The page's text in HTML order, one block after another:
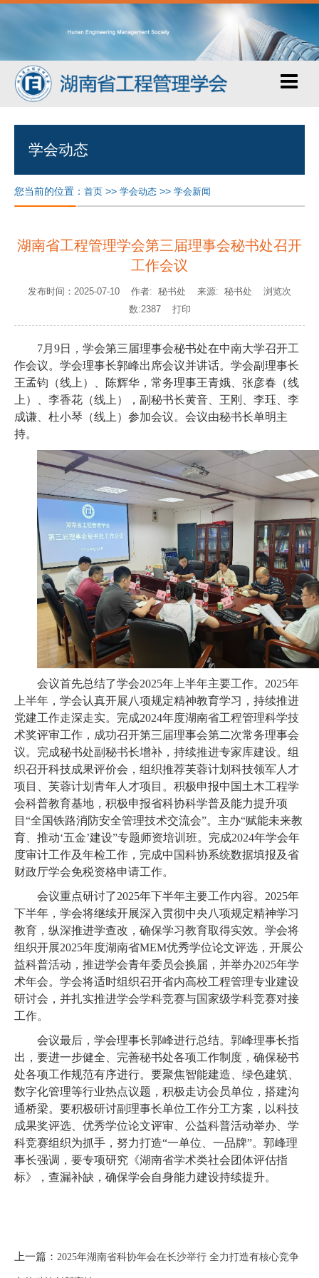
学会动态
您当前的位置： 首页 >> 学会动态 >> 学会新闻
湖南省工程管理学会第三届理事会秘书处召开
工作会议
发布时间：2025-07-10 作者: 秘书处 来源: 秘书处 浏览次
数:2387 打印
7月9日，学会第三届理事会秘书处在中南大学召开工
作会议。学会理事长郭峰出席会议并讲话。学会副理事长
王孟钧（线上）、陈辉华，常务理事王青娥、张彦春（线
上）、李香花（线上），副秘书长黄音、王刚、李珏、李
成谦、杜小琴（线上）参加会议。会议由秘书长单明主
持。
会议首先总结了学会2025年上半年主要工作。2025年
上半年，学会认真开展八项规定精神教育学习，持续推进
党建工作走深走实。完成2024年度湖南省工程管理科学技
术奖评审工作，成功召开第三届理事会第二次常务理事会
议。完成秘书处副秘书长增补，持续推进专家库建设。组
织召开科技成果评价会，组织推荐芙蓉计划科技领军人才
项目、芙蓉计划青年人才项目。积极申报中国土木工程学
会科普教育基地，积极申报省科协科学普及能力提升项
目“全国铁路消防安全管理技术交流会”。主办“赋能未来教
育、推动‘五金’建设”专题师资培训班。完成2024年学会年
度审计工作及年检工作，完成中国科协系统数据填报及省
财政厅学会免税资格申请工作。
会议重点研讨了2025年下半年主要工作内容。2025年
下半年，学会将继续开展深入贯彻中央八项规定精神学习
教育，纵深推进学查改，确保学习教育取得实效。学会将
组织开展2025年度湖南省MEM优秀学位论文评选，开展公
益科普活动，推进学会青年委员会换届，并举办2025年学
术年会。学会将适时组织召开省内高校工程管理专业建设
研讨会，并扎实推进学会学科竞赛与国家级学科竞赛对接
工作。
会议最后，学会理事长郭峰进行总结。郭峰理事长指
出，要进一步健全、完善秘书处各项工作制度，确保秘书
处各项工作规范有序进行。要聚焦智能建造、绿色建筑、
数字化管理等行业热点议题，积极走访会员单位，搭建沟
通桥梁。要积极研讨副理事长单位工作分工方案，以科技
成果奖评选、优秀学位论文评审、公益科普活动举办、学
科竞赛组织为抓手，努力打造“一单位、一品牌”。郭峰理
事长强调，要专项研究《湖南省学术类社会团体评估指
标》，查漏补缺，确保学会自身能力建设持续提升。
上一篇： 2025年湖南省科协年会在长沙举行 全力打造有核心竞争